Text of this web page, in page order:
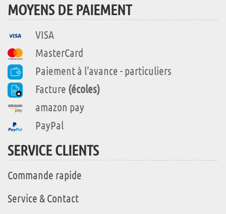
MOYENS DE PAIEMENT
VISA
MasterCard
Paiement à l'avance - particuliers
Facture (écoles)
amazon pay
PayPal
SERVICE CLIENTS
Commande rapide
Service & Contact